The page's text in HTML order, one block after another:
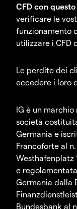
CFD con
verificare le
funzionamento
utilizzare i CFD
Le perdite dei
eccedere i loro
IG è un
società
Germania e
Francoforte al
Westhafenplatz
e
Germania dalla
Bundesbank al